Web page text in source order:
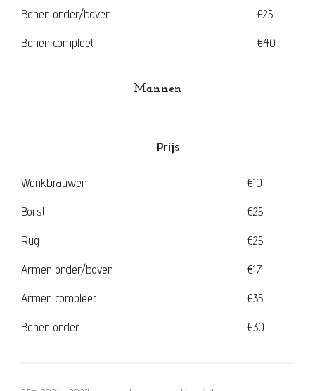
Benen onder/boven
€25
Benen compleet
€40
Mannen
Prijs
Wenkbrauwen
€10
Borst
€25
Rug
€25
Armen onder/boven
€17
Armen compleet
€35
Benen onder
€30